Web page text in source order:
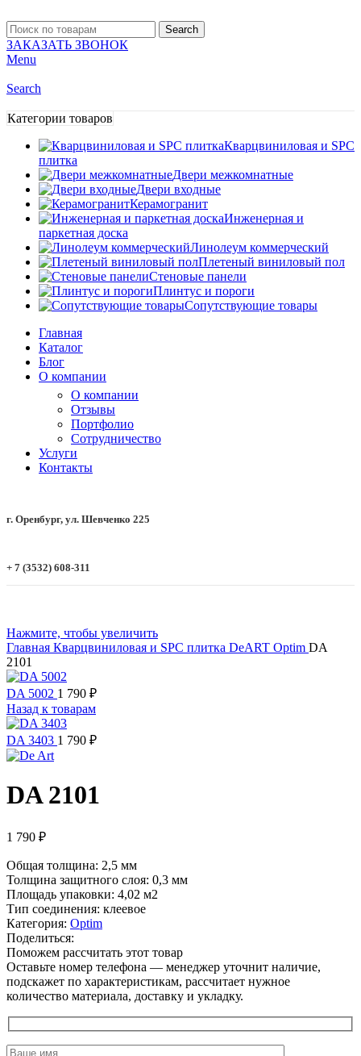
Search
ЗАКАЗАТЬ ЗВОНОК
Menu
Search
Категории товаров
Кварцвиниловая и SPC
плитка
Двери межкомнатные
Двери входные
Керамогранит
Инженерная и
паркетная доска
Линолеум коммерческий
Плетеный виниловый пол
Стеновые панели
Плинтус и пороги
Сопутствующие товары
Главная
Каталог
Блог
О компании
О компании
Отзывы
Портфолио
Сотрудничество
Услуги
Контакты
г. Оренбург, ул. Шевченко 225
+ 7 (3532) 608-311
Нажмите, чтобы увеличить
Главная Кварцвиниловая и SPC плитка DeART Optim DA
2101
DA 5002 1 790 ₽
Назад к товарам
DA 3403 1 790 ₽
DA 2101
1 790 ₽
Общая толщина: 2,5 мм
Толщина защитного слоя: 0,3 мм
Площадь упаковки: 4,02 м2
Тип соединения: клеевое
Категория: Optim
Поделиться:
Поможем рассчитать этот товар
Оставьте номер телефона — менеджер уточнит наличие,
подскажет по характеристикам, рассчитает нужное
количество материала, доставку и укладку.